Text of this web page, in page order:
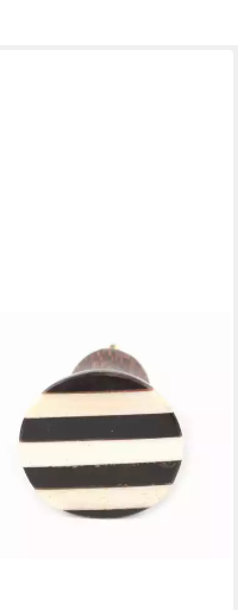
Schrankknopf,
€
6-7 Werktagen bei dir